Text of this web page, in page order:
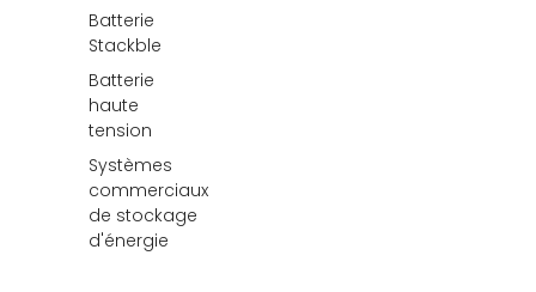
Batterie
Stackble
Batterie
haute
tension
Systèmes
commerciaux
de stockage
d'énergie